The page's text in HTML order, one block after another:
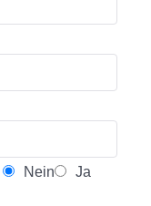
Nein Ja